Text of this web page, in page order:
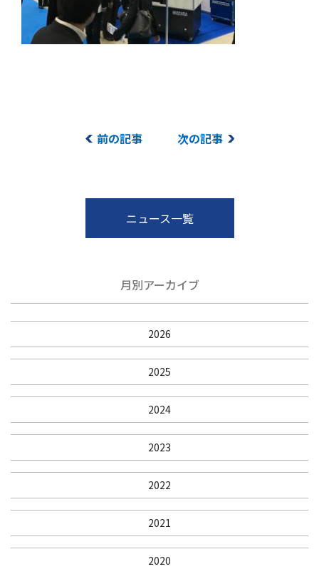
前の記事 次の記事
ニュース一覧
月別アーカイブ
2026
2025
2024
2023
2022
2021
2020